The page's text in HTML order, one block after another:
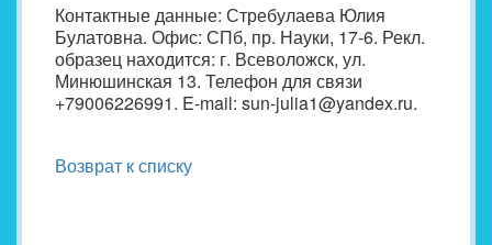
Контактные данные: Стребулаева Юлия
Булатовна. Офис: СПб, пр. Науки, 17-6. Рекл.
образец находится: г. Всеволожск, ул.
Минюшинская 13. Телефон для связи
+79006226991. E-mail: sun-julia1@yandex.ru.
Возврат к списку